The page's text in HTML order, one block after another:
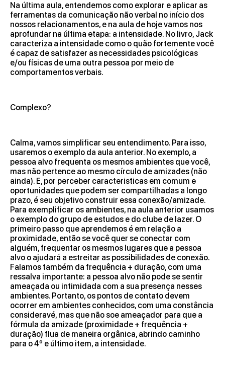
Na última aula, entendemos como explorar e aplicar as
ferramentas da comunicação não verbal no início dos
nossos relacionamentos, e na aula de hoje vamos nos
aprofundar na última etapa: a intensidade. No livro, Jack
caracteriza a intensidade como o quão fortemente você
é capaz de satisfazer as necessidades psicológicas
e/ou físicas de uma outra pessoa por meio de
comportamentos verbais.
Complexo?
Calma, vamos simplificar seu entendimento. Para isso,
usaremos o exemplo da aula anterior. No exemplo, a
pessoa alvo frequenta os mesmos ambientes que você,
mas não pertence ao mesmo círculo de amizades (não
ainda). E, por perceber caracteristicas em comum e
oportunidades que podem ser compartilhadas a longo
prazo, é seu objetivo construir essa conexão/amizade.
Para exemplificar os ambientes, na aula anterior usamos
o exemplo do grupo de estudos e do clube de lazer. O
primeiro passo que aprendemos é em relação a
proximidade, então se você quer se conectar com
alguém, frequentar os mesmos lugares que a pessoa
alvo o ajudará a estreitar as possibilidades de conexão.
Falamos também da frequência + duração, com uma
ressalva importante: a pessoa alvo não pode se sentir
ameaçada ou intimidada com a sua presença nesses
ambientes. Portanto, os pontos de contato devem
ocorrer em ambientes conhecidos, com uma constância
consideravé, mas que não soe ameaçador para que a
fórmula da amizade (proximidade + frequência +
duração) flua de maneira orgânica, abrindo caminho
para o 4º e último item, a intensidade.